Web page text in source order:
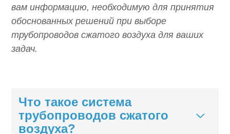
вам информацию, необходимую для принятия
обоснованных решений при выборе
трубопроводов сжатого воздуха для ваших
задач.
Что такое система
трубопроводов сжатого
воздуха?